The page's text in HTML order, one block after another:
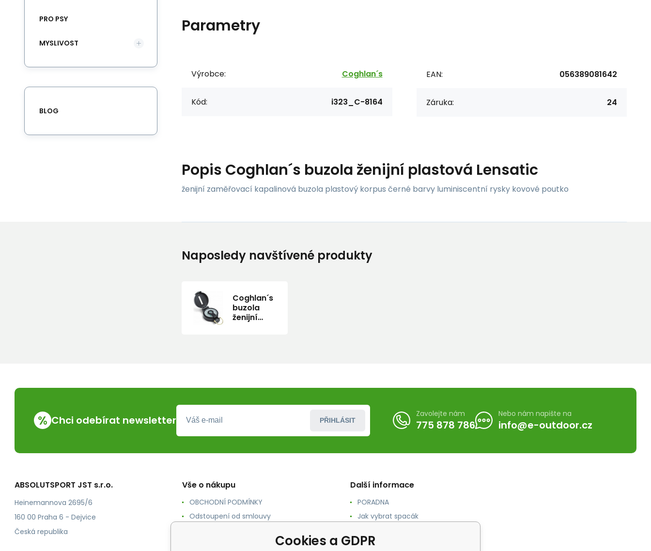
Parametry
Výrobce: Coghlan´s
Kód: i323_C-8164
EAN: 056389081642
Záruka: 24
Popis Coghlan´s buzola ženijní plastová Lensatic
ženijní zaměřovací kapalinová buzola plastový korpus černé barvy luminiscentní rysky kovové poutko
PRO PSY
MYSLIVOST
BLOG
Naposledy navštívené produkty
Coghlan´s
buzola
ženijní
% Chci odebírat newsletter PŘIHLÁSIT
Zavolejte nám
775 878 786
Nebo nám napište na
info@e-outdoor.cz
ABSOLUTSPORT JST s.r.o.
Heinemannova 2695/6
160 00 Praha 6 - Dejvice
Česká republika
Vše o nákupu
OBCHODNÍ PODMÍNKY
Odstoupení od smlouvy
Další informace
PORADNA
Jak vybrat spacák
Jak vybrat karimatku
Cookies a GDPR